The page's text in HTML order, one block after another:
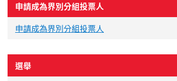
申請成為界別分組投票人
申請成為界別分組投票人
選舉